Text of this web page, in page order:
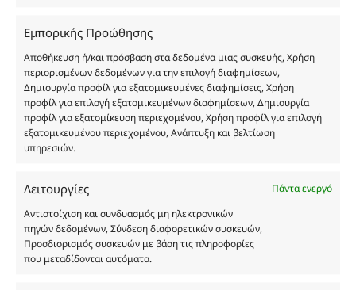
Εμπορικής Προώθησης
Αποθήκευση ή/και πρόσβαση στα δεδομένα μιας συσκευής, Χρήση
περιορισμένων δεδομένων για την επιλογή διαφημίσεων,
Δημιουργία προφίλ για εξατομικευμένες διαφημίσεις, Χρήση
προφίλ για επιλογή εξατομικευμένων διαφημίσεων, Δημιουργία
προφίλ για εξατομίκευση περιεχομένου, Χρήση προφίλ για επιλογή
εξατομικευμένου περιεχομένου, Ανάπτυξη και βελτίωση
υπηρεσιών.
Λειτουργίες
Πάντα ενεργό
Αντιστοίχιση και συνδυασμός μη ηλεκτρονικών
πηγών δεδομένων, Σύνδεση διαφορετικών συσκευών,
Προσδιορισμός συσκευών με βάση τις πληροφορίες
που μεταδίδονται αυτόματα.
Eau de parfum
Αγίου Κωνσταντίνου 76
Τ.Κ. 56224, Εύοσμος, Θεσσαλονίκη
Τηλ. 2314 016010
ΑΦΜ 803285309
Ωράριο Καταστήματος